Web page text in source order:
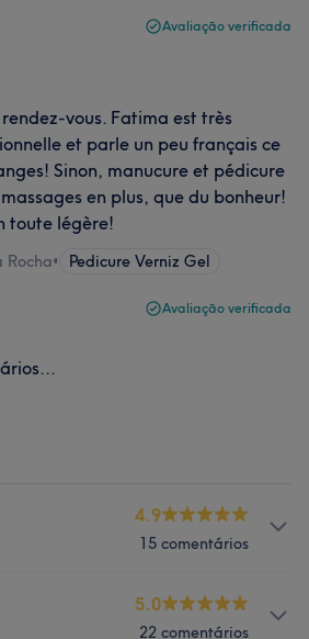
Avaliação verificada
vous. Fatima est très
et parle un peu français ce
Sinon, manucure et pédicure
en plus, que du bonheur!
toute légère!
Rocha• Pedicure Verniz Gel
Avaliação verificada
4.9
15 comentários
5.0
22 comentários